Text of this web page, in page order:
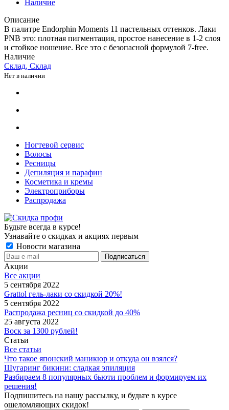
Наличие
Описание
В палитре Endorphin Moments 11 пастельных оттенков. Лаки
PNB это: плотная пигментация, простое нанесение в 1-2 слоя
и стойкое ношение. Все это с безопасной формулой 7-free.
Наличие
Склад, Склад
Нет в наличии
Ногтевой сервис
Волосы
Ресницы
Депиляция и парафин
Косметика и кремы
Электроприборы
Распродажа
Будьте всегда в курсе!
Узнавайте о скидках и акциях первым
Новости магазина
Акции
Все акции
5 сентября 2022
Grattol гель-лаки со скидкой 20%!
5 сентября 2022
Распродажа ресниц со скидкой до 40%
25 августа 2022
Воск за 1300 рублей!
Статьи
Все статьи
Что такое японский маникюр и откуда он взялся?
Шугаринг бикини: сладкая эпиляция
Разбираем 8 популярных бьюти проблем и формируем их
решения!
Подпишитесь на нашу рассылку, и будьте в курсе
ошеломляющих скидок!